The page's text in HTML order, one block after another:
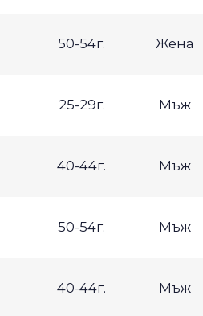
50-54г. Жена
25-29г. Мъж
40-44г. Мъж
50-54г. Мъж
40-44г. Мъж